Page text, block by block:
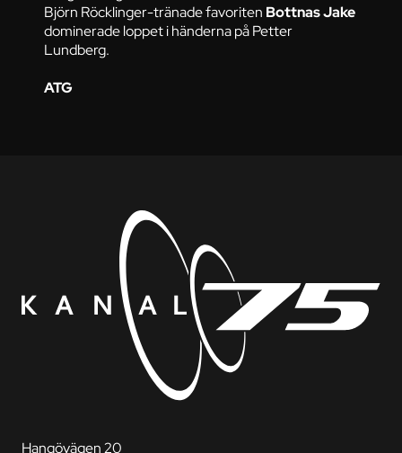
Björn Röcklinger-tränade favoriten Bottnas Jake
dominerade loppet i händerna på Petter
Lundberg.
ATG
Hangövägen 20